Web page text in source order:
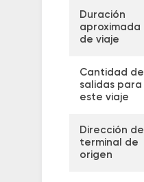
Duración
aproximada
de viaje
Cantidad de
salidas para
este viaje
Dirección de
terminal de
origen